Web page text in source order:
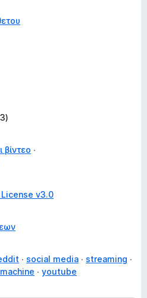
v3.0
social media
streaming
youtube